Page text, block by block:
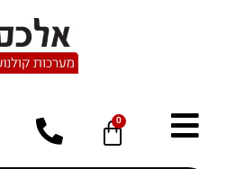
0